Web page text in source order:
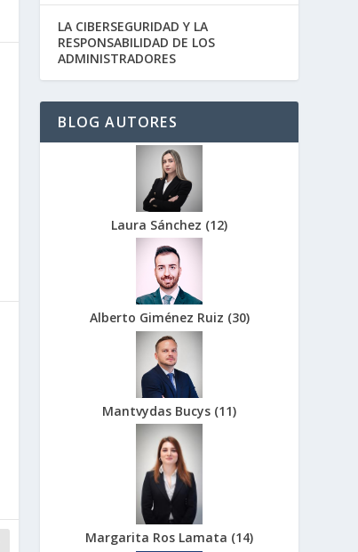
LA CIBERSEGURIDAD Y LA
RESPONSABILIDAD DE LOS
ADMINISTRADORES
BLOG AUTORES
Laura Sánchez (12)
Alberto Giménez Ruiz (30)
Mantvydas Bucys (11)
Margarita Ros Lamata (14)